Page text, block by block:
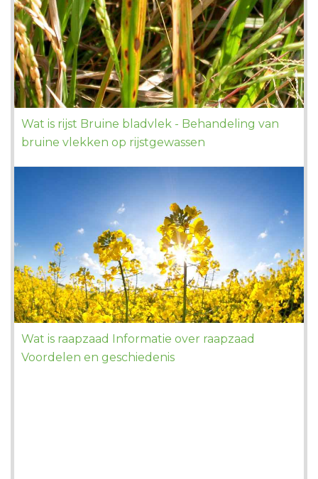
Wat is rijst Bruine bladvlek - Behandeling van
bruine vlekken op rijstgewassen
Wat is raapzaad Informatie over raapzaad
Voordelen en geschiedenis